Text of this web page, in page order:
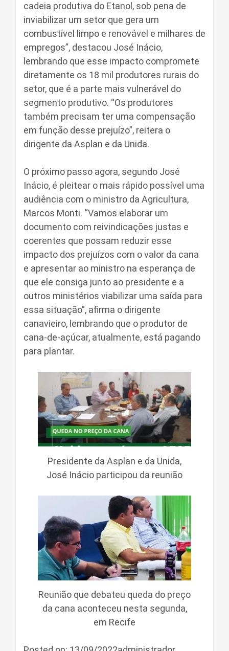
cadeia produtiva do Etanol, sob pena de
inviabilizar um setor que gera um
combustível limpo e renovável e milhares de
empregos”, destacou José Inácio,
lembrando que esse impacto compromete
diretamente os 18 mil produtores rurais do
setor, que é a parte mais vulnerável do
segmento produtivo. “Os produtores
também precisam ter uma compensação
em função desse prejuízo”, reitera o
dirigente da Asplan e da Unida.
O próximo passo agora, segundo José
Inácio, é pleitear o mais rápido possível uma
audiência com o ministro da Agricultura,
Marcos Monti. “Vamos elaborar um
documento com reivindicações justas e
coerentes que possam reduzir esse
impacto dos prejuízos com o valor da cana
e apresentar ao ministro na esperança de
que ele consiga junto ao presidente e a
outros ministérios viabilizar uma saída para
essa situação”, afirma o dirigente
canavieiro, lembrando que o produtor de
cana-de-açúcar, atualmente, está pagando
para plantar.
Presidente da Asplan e da Unida,
José Inácio participou da reunião
Reunião que debateu queda do preço
da cana aconteceu nesta segunda,
em Recife